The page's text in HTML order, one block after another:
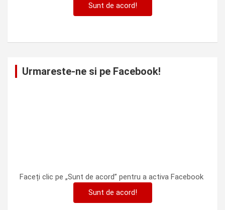
Sunt de acord!
Urmareste-ne si pe Facebook!
Faceți clic pe „Sunt de acord” pentru a activa Facebook
Sunt de acord!